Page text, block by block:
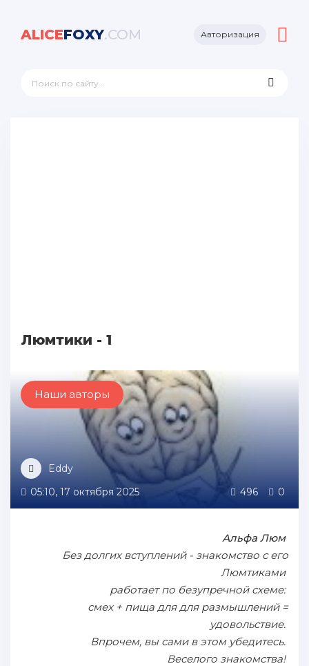
ALICEFOXY.COM Авторизация
Люмтики - 1
Наши авторы
Eddy
05:10, 17 октября 2025
496 0
Альфа Люм
Без долгих вступлений - знакомство с его
Люмтиками
работает по безупречной схеме:
смех + пища для для размышлений =
удовольствие.
Впрочем, вы сами в этом убедитесь.
Веселого знакомства!